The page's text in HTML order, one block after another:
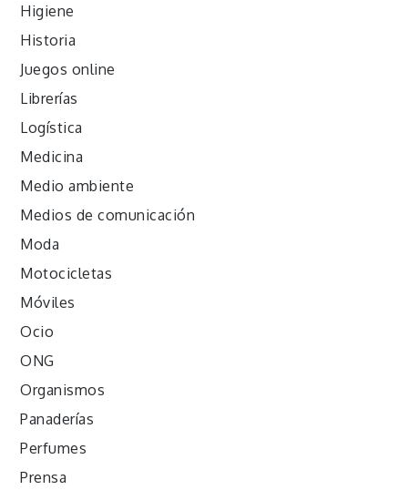
Higiene
Historia
Juegos online
Librerías
Logística
Medicina
Medio ambiente
Medios de comunicación
Moda
Motocicletas
Móviles
Ocio
ONG
Organismos
Panaderías
Perfumes
Prensa